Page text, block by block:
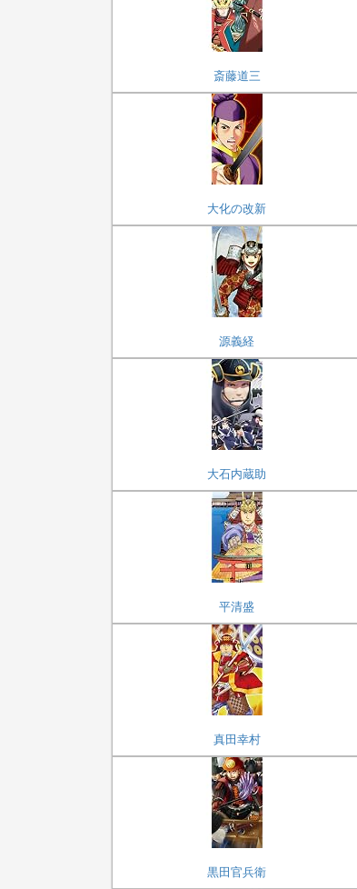
斎藤道三
大化の改新
源義経
大石内蔵助
平清盛
真田幸村
黒田官兵衛